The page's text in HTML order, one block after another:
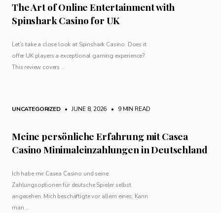
The Art of Online Entertainment with
Spinshark Casino for UK
Let’s take a close look at Spinshark Casino. Does it
offer UK players a exceptional gaming experience?
This review covers …
UNCATEGORIZED • JUNE 8, 2026 • 9 MIN READ
Meine persönliche Erfahrung mit Casea
Casino Minimaleinzahlungen in Deutschland
Ich habe mir Casea Casino und seine
Zahlungsoptionen für deutsche Spieler selbst
angesehen. Mich beschäftigte vor allem eines: Kann
man …